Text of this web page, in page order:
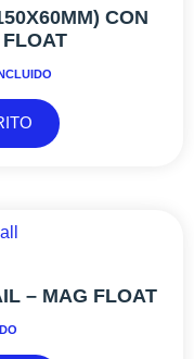
CON
– MAG FLOAT